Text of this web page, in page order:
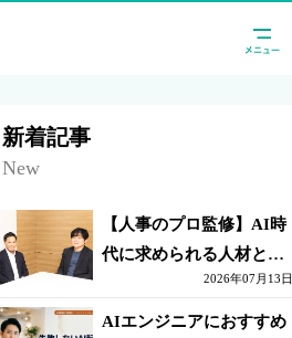
新着記事
New
【人事のプロ監修】AI時
代に求められる人材と
は？「代替されない人」
の条件
2026年07月13日
AIエンジニアにおすすめ